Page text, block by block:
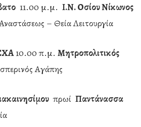
11.00 μ.μ.Ι.Ν. Οσίου Νίκωνος
– Θεία Λειτουργία
10.00 π.μ.Μητροπολιτικός
Αγάπης
πρωίΠαντάνασσα